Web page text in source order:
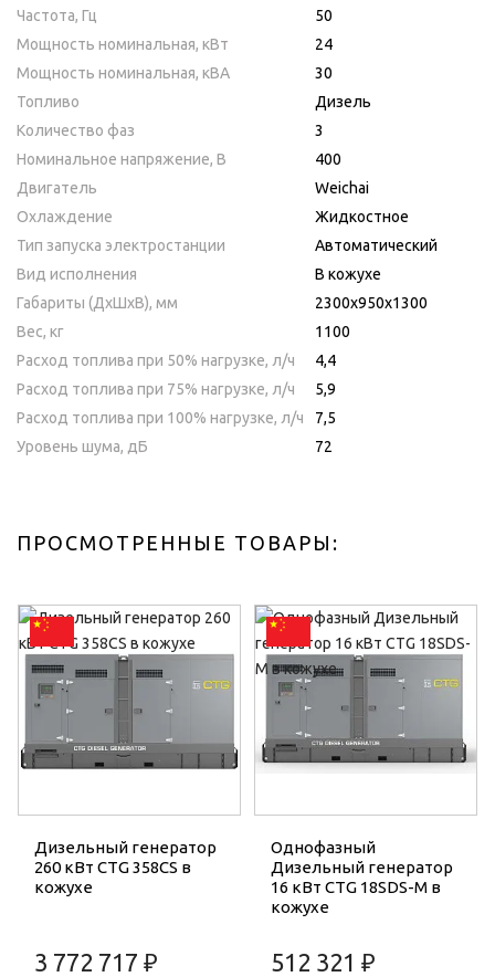
Частота, Гц
50
Мощность номинальная, кВт
24
Мощность номинальная, кВА
30
Топливо
Дизель
Количество фаз
3
Номинальное напряжение, В
400
Двигатель
Weichai
Охлаждение
Жидкостное
Тип запуска электростанции
Автоматический
Вид исполнения
В кожухе
Габариты (ДхШхВ), мм
2300х950х1300
Вес, кг
1100
Расход топлива при 50% нагрузке, л/ч
4,4
Расход топлива при 75% нагрузке, л/ч
5,9
Расход топлива при 100% нагрузке, л/ч
7,5
Уровень шума, дБ
72
ПРОСМОТРЕННЫЕ ТОВАРЫ:
Дизельный генератор
260 кВт CTG 358CS в
кожухе
3 772 717 ₽
Однофазный
Дизельный генератор
16 кВт CTG 18SDS-M в
кожухе
512 321 ₽